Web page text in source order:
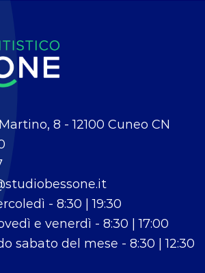
8 - 12100 Cuneo CN
- 8:30 | 19:30
e venerdì - 8:30 | 17:00
sabato del mese - 8:30 | 12:30